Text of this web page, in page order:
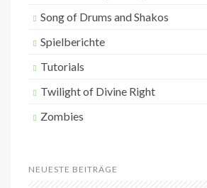
Song of Drums and Shakos
Spielberichte
Tutorials
Twilight of Divine Right
Zombies
NEUESTE BEITRÄGE